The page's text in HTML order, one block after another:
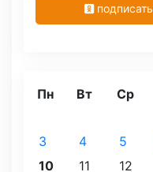
Пн Вт Ср
3
4 5
10
11 12